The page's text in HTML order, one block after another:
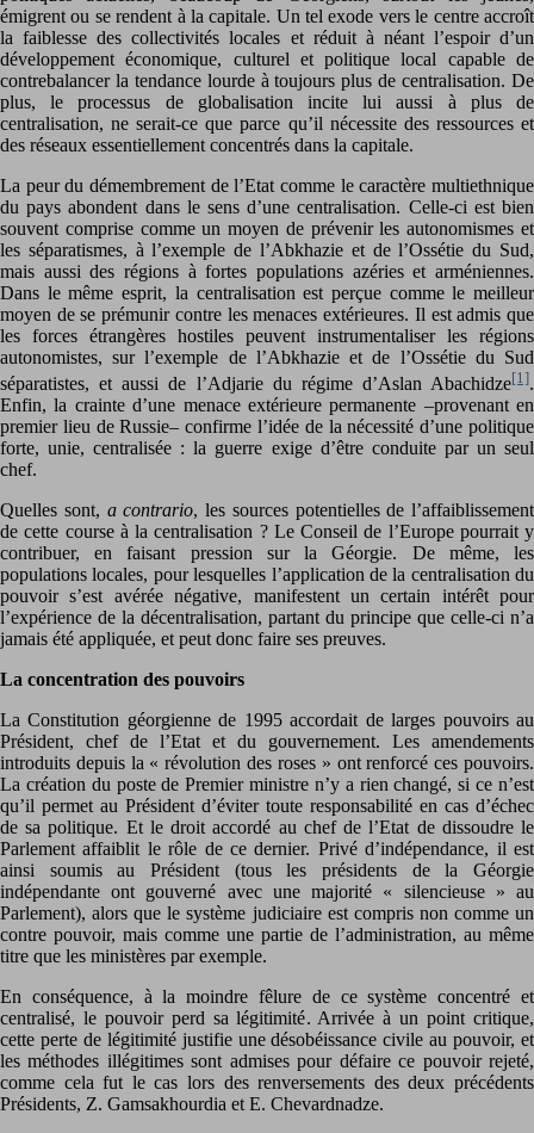
émigrent ou se rendent à la capitale. Un tel exode vers le centre accroît
la faiblesse des collectivités locales et réduit à néant l’espoir d’un
développement économique, culturel et politique local capable de
contrebalancer la tendance lourde à toujours plus de centralisation. De
plus, le processus de globalisation incite lui aussi à plus de
centralisation, ne serait-ce que parce qu’il nécessite des ressources et
des réseaux essentiellement concentrés dans la capitale.
La peur du démembrement de l’Etat comme le caractère multiethnique
du pays abondent dans le sens d’une centralisation. Celle-ci est bien
souvent comprise comme un moyen de prévenir les autonomismes et
les séparatismes, à l’exemple de l’Abkhazie et de l’Ossétie du Sud,
mais aussi des régions à fortes populations azéries et arméniennes.
Dans le même esprit, la centralisation est perçue comme le meilleur
moyen de se prémunir contre les menaces extérieures. Il est admis que
les forces étrangères hostiles peuvent instrumentaliser les régions
autonomistes, sur l’exemple de l’Abkhazie et de l’Ossétie du Sud
séparatistes, et aussi de l’Adjarie du régime d’Aslan Abachidze[1].
Enfin, la crainte d’une menace extérieure permanente –provenant en
premier lieu de Russie– confirme l’idée de la nécessité d’une politique
forte, unie, centralisée : la guerre exige d’être conduite par un seul
chef.
Quelles sont, a contrario, les sources potentielles de l’affaiblissement
de cette course à la centralisation ? Le Conseil de l’Europe pourrait y
contribuer, en faisant pression sur la Géorgie. De même, les
populations locales, pour lesquelles l’application de la centralisation du
pouvoir s’est avérée négative, manifestent un certain intérêt pour
l’expérience de la décentralisation, partant du principe que celle-ci n’a
jamais été appliquée, et peut donc faire ses preuves.
La concentration des pouvoirs
La Constitution géorgienne de 1995 accordait de larges pouvoirs au
Président, chef de l’Etat et du gouvernement. Les amendements
introduits depuis la « révolution des roses » ont renforcé ces pouvoirs.
La création du poste de Premier ministre n’y a rien changé, si ce n’est
qu’il permet au Président d’éviter toute responsabilité en cas d’échec
de sa politique. Et le droit accordé au chef de l’Etat de dissoudre le
Parlement affaiblit le rôle de ce dernier. Privé d’indépendance, il est
ainsi soumis au Président (tous les présidents de la Géorgie
indépendante ont gouverné avec une majorité « silencieuse » au
Parlement), alors que le système judiciaire est compris non comme un
contre pouvoir, mais comme une partie de l’administration, au même
titre que les ministères par exemple.
En conséquence, à la moindre fêlure de ce système concentré et
centralisé, le pouvoir perd sa légitimité. Arrivée à un point critique,
cette perte de légitimité justifie une désobéissance civile au pouvoir, et
les méthodes illégitimes sont admises pour défaire ce pouvoir rejeté,
comme cela fut le cas lors des renversements des deux précédents
Présidents, Z. Gamsakhourdia et E. Chevardnadze.